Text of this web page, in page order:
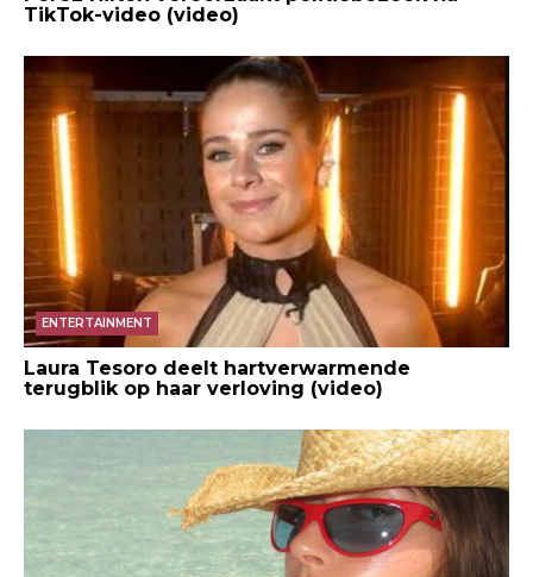
TikTok-video (video)
ENTERTAINMENT
Laura Tesoro deelt hartverwarmende
terugblik op haar verloving (video)